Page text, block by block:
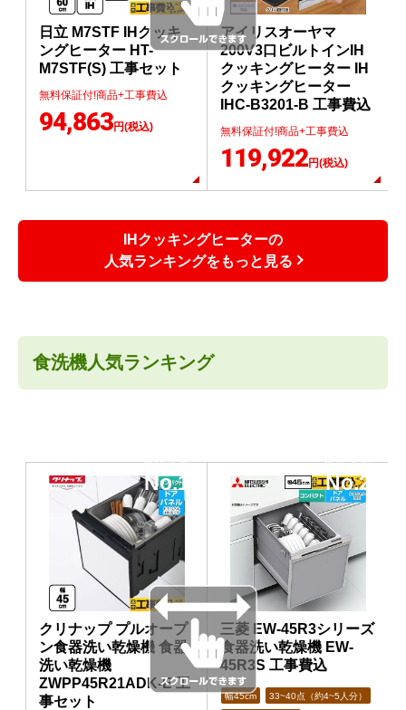
日立 M7STF IHクッキ
ングヒーター HT-
M7STF(S) 工事セット
無料保証付!商品+工事費込
94,863円(税込)
アイリスオーヤマ
200V3口ビルトインIH
クッキングヒーター IH
クッキングヒーター
IHC-B3201-B 工事費込
無料保証付!商品+工事費込
119,922円(税込)
IHクッキングヒーターの
人気ランキングをもっと見る
食洗機人気ランキング
当店人気
No.1
クリナップ プルオープ
ン食器洗い乾燥機 食器
洗い乾燥機
ZWPP45R21ADK-E 工
事セット
当店人気
No.2
三菱 EW-45R3シリーズ
食器洗い乾燥機 EW-
45R3S 工事費込
幅45cm 33~40点（約4~5人分）